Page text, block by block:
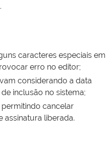
caracteres especiais em
erro no editor;
considerando a data
inclusão no sistema;
cancelar
liberada.